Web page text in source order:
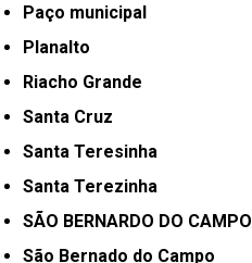
Paço municipal
Planalto
Riacho Grande
Santa Cruz
Santa Teresinha
Santa Terezinha
SÃO BERNARDO DO CAMPO
São Bernado do Campo